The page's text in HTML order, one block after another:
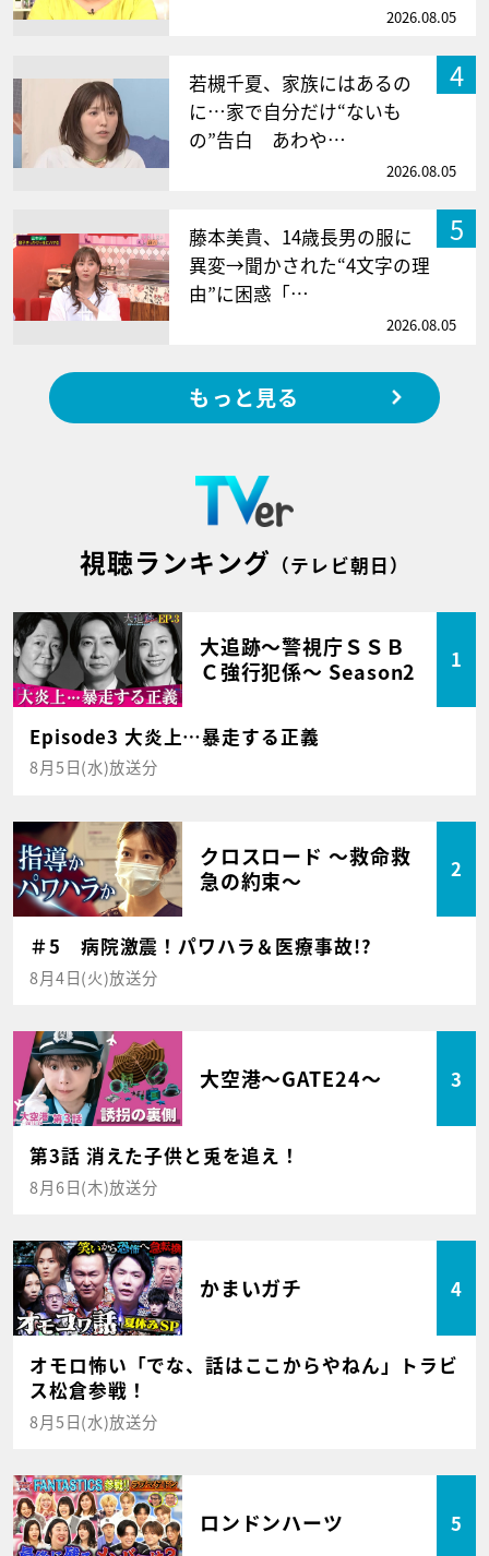
2026.08.05
4
若槻千夏、家族にはあるの
に…家で自分だけ“ないも
の”告白 あわや…
2026.08.05
5
藤本美貴、14歳長男の服に
異変→聞かされた“4文字の理
由”に困惑「…
2026.08.05
もっと見る
視聴ランキング （テレビ朝日）
大追跡～警視庁ＳＳＢ
Ｃ強行犯係～ Season2
1
Episode3 大炎上…暴走する正義
8月5日(水)放送分
クロスロード ～救命救
急の約束～
2
＃5 病院激震！パワハラ＆医療事故!?
8月4日(火)放送分
大空港～GATE24～ 3
第3話 消えた子供と兎を追え！
8月6日(木)放送分
かまいガチ 4
オモロ怖い「でな、話はここからやねん」トラビ
ス松倉参戦！
8月5日(水)放送分
ロンドンハーツ 5